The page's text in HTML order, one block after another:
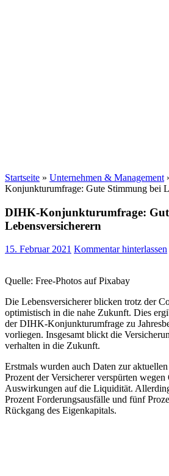
Startseite » Unternehmen & Management
Konjunkturumfrage: Gute Stimmung bei
DIHK-Konjunkturumfrage:
Lebensversicherern
15. Februar 2021 Kommentar hinterlassen
Quelle: Free-Photos auf Pixabay
Die Lebensversicherer blicken trotz der
optimistisch in die nahe Zukunft. Dies
der DIHK-Konjunkturumfrage zu
vorliegen. Insgesamt blickt die
verhalten in die Zukunft.
Erstmals wurden auch Daten zur
Prozent der Versicherer verspürten
Auswirkungen auf die Liquidität.
Prozent Forderungsausfälle und fünf
Rückgang des Eigenkapitals.